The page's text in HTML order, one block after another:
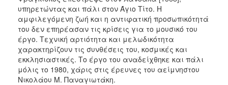
υπηρετώντας και πάλι στον Άγιο Τίτο. Η
αμφιλεγόμενη ζωή και η αντιφατική προσωπικότητά
του δεν επηρέασαν τις κρίσεις για το μουσικό του
έργο. Τεχνική αρτιότητα και μελωδικότητα
χαρακτηρίζουν τις συνθέσεις του, κοσμικές και
εκκλησιαστικές. Το έργο του αναδείχθηκε και πάλι
μόλις το 1980, χάρις στις έρευνες του αείμνηστου
Νικολάου Μ. Παναγιωτάκη.